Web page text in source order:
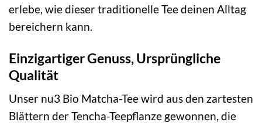
erlebe, wie dieser traditionelle Tee deinen Alltag
bereichern kann.
Einzigartiger Genuss, Ursprüngliche
Qualität
Unser nu3 Bio Matcha-Tee wird aus den zartesten
Blättern der Tencha-Teepflanze gewonnen, die